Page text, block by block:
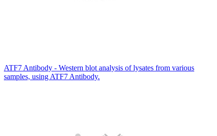
ATF7 Antibody - Western blot analysis of lysates from various
samples, using ATF7 Antibody.